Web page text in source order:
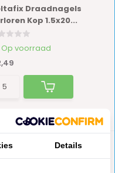
Draadnagels
Kop 1.5x20...
Op voorraad
Details